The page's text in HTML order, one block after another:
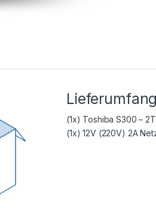
Lieferumfang
(1x) Toshiba S300 –
(1x) 12V (220V) 2A